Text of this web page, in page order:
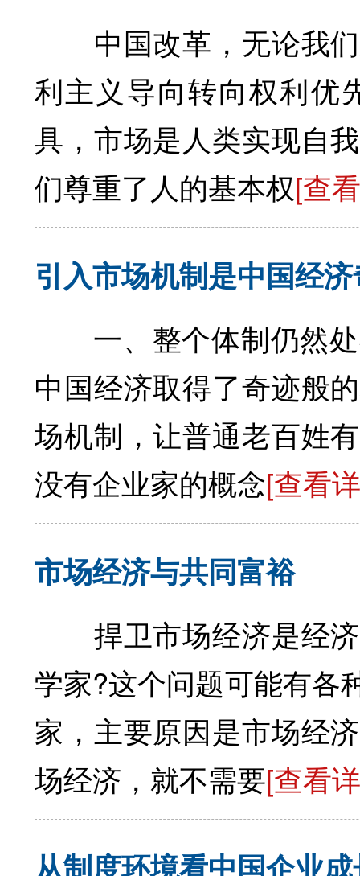
中国改革，无论我们
利主义导向转向权利
具，市场是人类实现自
们尊重了人的基本权[查
引入市场机制是中国经
一、整个体制仍然
中国经济取得了奇迹般
场机制，让普通老百姓
没有企业家的概念[查看
市场经济与共同富裕
捍卫市场经济是经
学家?这个问题可能有各
家，主要原因是市场经
场经济，就不需要[查看
从制度环境看中国企业